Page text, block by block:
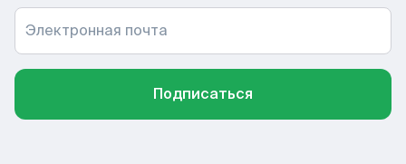
Электронная почта
Подписаться